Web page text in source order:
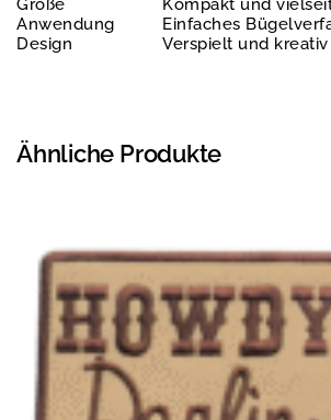
Größe
Kompakt und
Anwendung
Einfaches
Design
Verspielt und kreativ
Ähnliche Produkte